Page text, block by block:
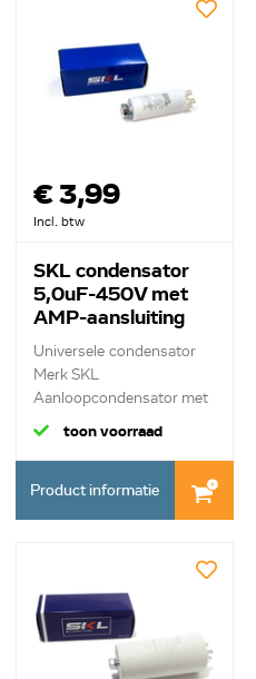
€ 3,99
Incl. btw
SKL condensator
5,0uF-450V met
AMP-aansluiting
Universele condensator
Merk SKL
Aanloopcondensator met
ste...
toon voorraad
Product informatie